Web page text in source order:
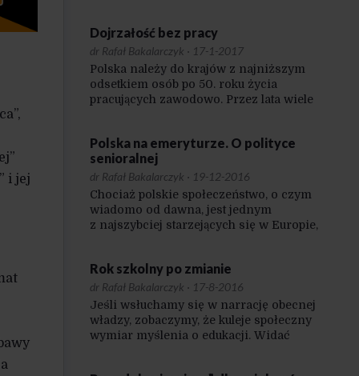
i jej
Dojrzałość bez pracy
dr Rafał Bakalarczyk · 17-1-2017
Polska należy do krajów z najniższym
odsetkiem osób po 50. roku życia
pracujących zawodowo. Przez lata wiele
dziś znacznie trudniej. Obecnie coraz
więcej osób starszych zasila szeregi
bezrobotnych, a w dodatku bardzo
trudno powrócić im w tym wieku
na rynek pracy. Choć poziom
zatrudnienia osób na przedpolu starości
Zatrudnienie w grupie wiekowej 55–64
lat wyniosło w 2015 roku 45,8%, co jest
najniższym wskaźnikiem w całej Unii
Europejskiej (średnia to 50,8%).
Polska na emeryturze. O polityce
senioralnej
dr Rafał Bakalarczyk · 19-12-2016
Chociaż polskie społeczeństwo, o czym
wiadomo od dawna, jest jednym
z najszybciej starzejących się w Europie,
faktem przebiega bardzo opieszale.
W głównym nurcie debaty publicznej
prawie w ogóle nie toczy się na ten
temat dyskusja, choć poważne
konsekwencje starzenia się populacji
Rok szkolny po zmianie
dr Rafał Bakalarczyk · 17-8-2016
Jeśli wsłuchamy się w narrację obecnej
władzy, zobaczymy, że kuleje społeczny
wymiar myślenia o edukacji. Widać